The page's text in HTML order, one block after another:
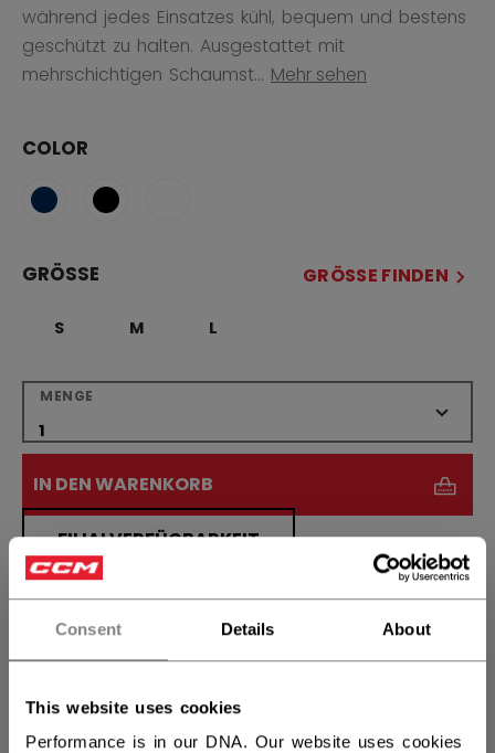
Consent Details About
This website uses cookies
Performance is in our DNA. Our website uses cookies
während jedes Einsatzes kühl, bequem und bestens
geschützt zu halten. Ausgestattet mit
mehrschichtigen Schaumst... Mehr sehen
COLOR
GRÖSSE GRÖSSE FINDEN
S M L
MENGE
IN DEN WARENKORB
FILIALVERFÜGBARKEIT
Versandbestimmungen
Kostenfreie Rücksendungen